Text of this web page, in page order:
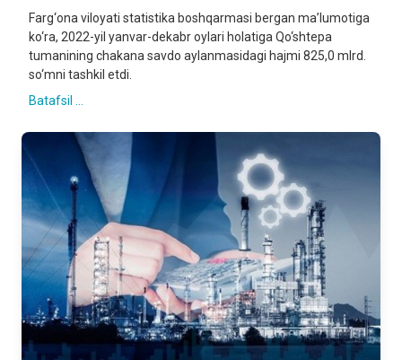
Farg‘ona viloyati statistika boshqarmasi bergan ma’lumotiga
ko‘ra, 2022-yil yanvar-dekabr oylari holatiga Qo‘shtepa
tumanining chakana savdo aylanmasidagi hajmi 825,0 mlrd.
so‘mni tashkil etdi.
Batafsil ...